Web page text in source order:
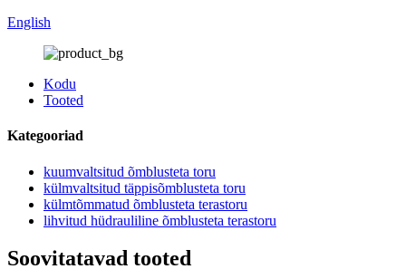
English
Kodu
Tooted
Kategooriad
kuumvaltsitud õmblusteta toru
külmvaltsitud täppisõmblusteta toru
külmtõmmatud õmblusteta terastoru
lihvitud hüdrauliline õmblusteta terastoru
Soovitatavad tooted